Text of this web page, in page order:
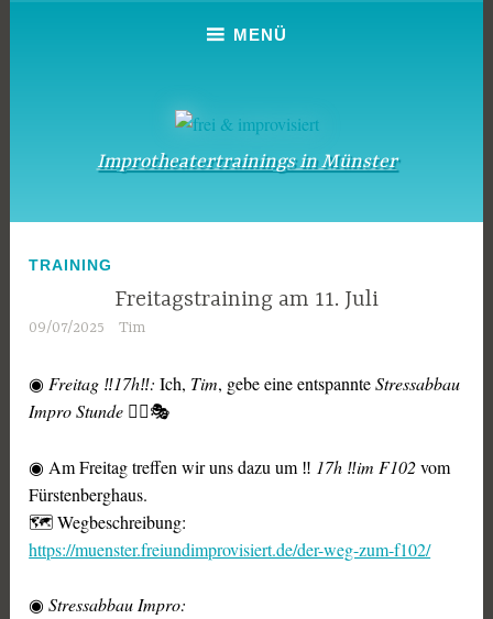
Improtheatertrainings in Münster
MENÜ
TRAINING
Freitagstraining am 11. Juli
09/07/2025 Tim
◉ Freitag ‼️17h‼️: Ich, Tim, gebe eine entspannteStressabbau
Impro Stunde 😮‍💨🎭
◉ Am Freitag treffen wir uns dazu um ‼️ 17h ‼️im F102vom
Fürstenberghaus.
🗺️ Wegbeschreibung:
https://muenster.freiundimprovisiert.de/der-weg-zum-f102/
◉Stressabbau Impro: